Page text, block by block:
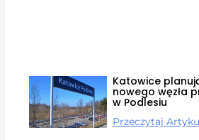
Katowice
nowego węzła
w Podlesiu
Przeczytaj